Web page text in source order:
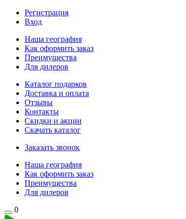
Регистрация
Вход
Наша география
Как оформить заказ
Преимущества
Для дилеров
Каталог подарков
Доставка и оплата
Отзывы
Контакты
Скидки и акции
Скачать каталог
Заказать звонок
Наша география
Как оформить заказ
Преимущества
Для дилеров
0